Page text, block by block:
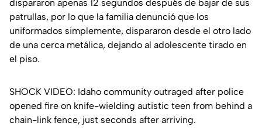
dispararon apenas 12 segundos después de bajar de sus
patrullas, por lo que la familia denunció que los
uniformados simplemente, dispararon desde el otro lado
de una cerca metálica, dejando al adolescente tirado en
el piso.
SHOCK VIDEO: Idaho community outraged after police
opened fire on knife-wielding autistic teen from behind a
chain-link fence, just seconds after arriving.